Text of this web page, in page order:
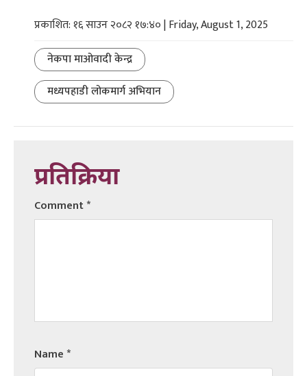
प्रकाशित: १६ साउन २०८२ १७:४० | Friday, August 1, 2025
नेकपा माओवादी केन्द्र
मध्यपहाडी लोकमार्ग अभियान
प्रतिक्रिया
Comment*
Name*